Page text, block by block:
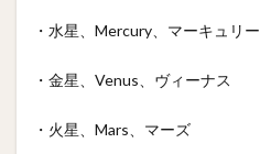
・水星、Mercury、マーキュリー
・金星、Venus、ヴィーナス
・火星、Mars、マーズ